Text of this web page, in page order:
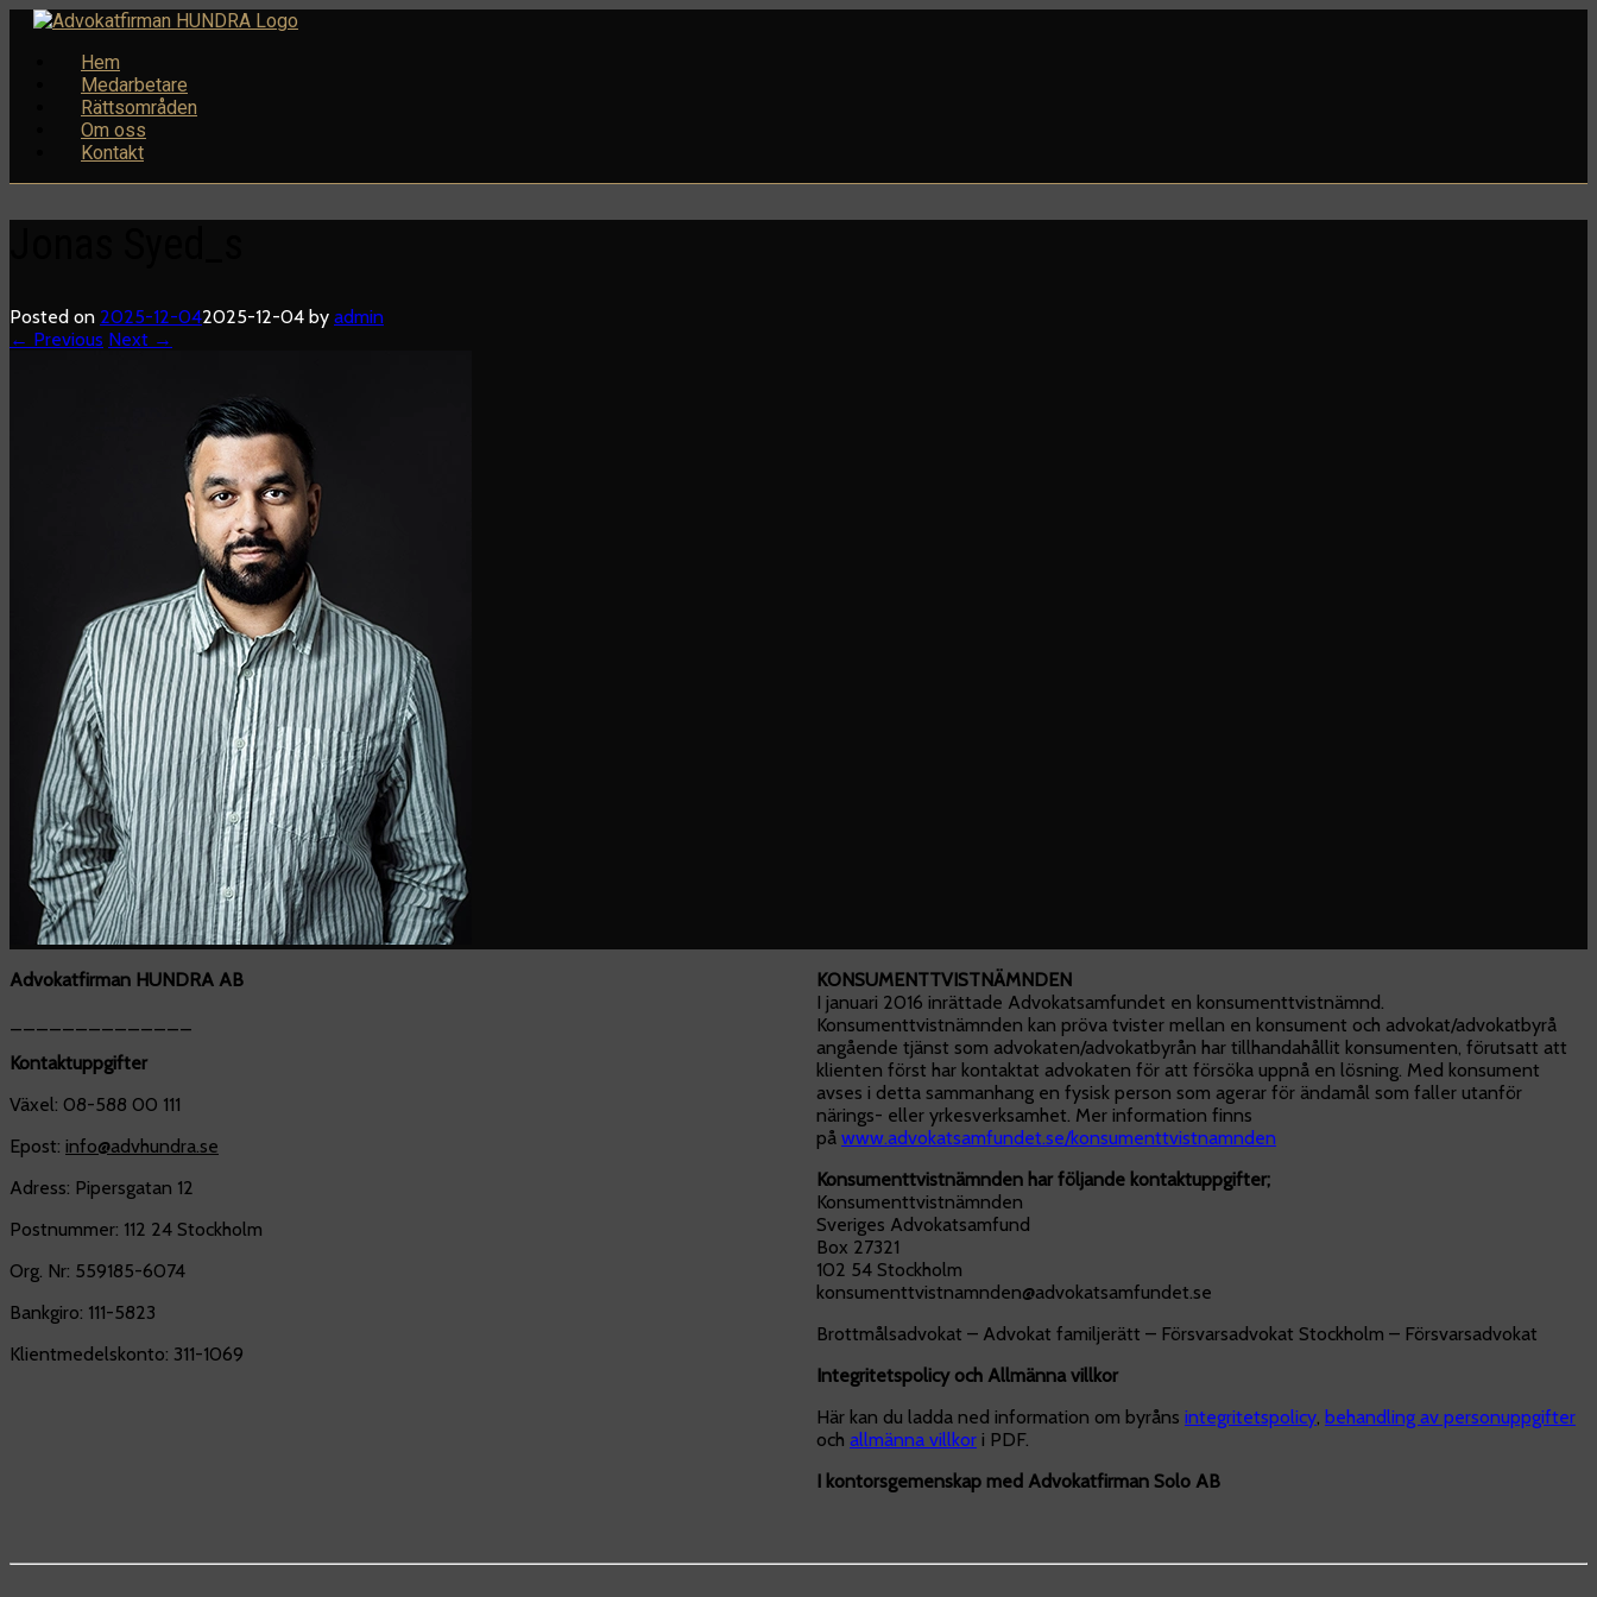
Skip
Hem
Medarbetare
Rättsområden
Om oss
Kontakt
Posted on 2025-12-042025-12-04 by admin
← Previous Next →
Advokatfirman HUNDRA AB
Kontaktuppgifter
Växel: 08-588 00 111
Epost: info@advhundra.se
Adress: Pipersgatan 12
Postnummer: 112 24 Stockholm
Org. Nr: 559185-6074
Bankgiro: 111-5823
Klientmedelskonto: 311-1069
KONSUMENTTVISTNÄMNDEN
I januari 2016 inrättade Advokatsamfundet en konsumenttvistnämnd.
Konsumenttvistnämnden kan pröva tvister mellan en konsument och advokat/advokatbyrå
angående tjänst som advokaten/advokatbyrån har tillhandahållit konsumenten, förutsatt att
klienten först har kontaktat advokaten för att försöka uppnå en lösning. Med konsument
avses i detta sammanhang en fysisk person som agerar för ändamål som faller utanför
närings- eller yrkesverksamhet. Mer information finns
på www.advokatsamfundet.se/konsumenttvistnamnden
Konsumenttvistnämnden har följande kontaktuppgifter;
Konsumenttvistnämnden
Sveriges Advokatsamfund
Box 27321
102 54 Stockholm
konsumenttvistnamnden@advokatsamfundet.se
Brottmålsadvokat – Advokat familjerätt – Försvarsadvokat Stockholm – Försvarsadvokat
Integritetspolicy och Allmänna villkor
Här kan du ladda ned information om byråns integritetspolicy behandling av personuppgifter
och allmänna villkor i PDF.
I kontorsgemenskap med Advokatfirman Solo AB